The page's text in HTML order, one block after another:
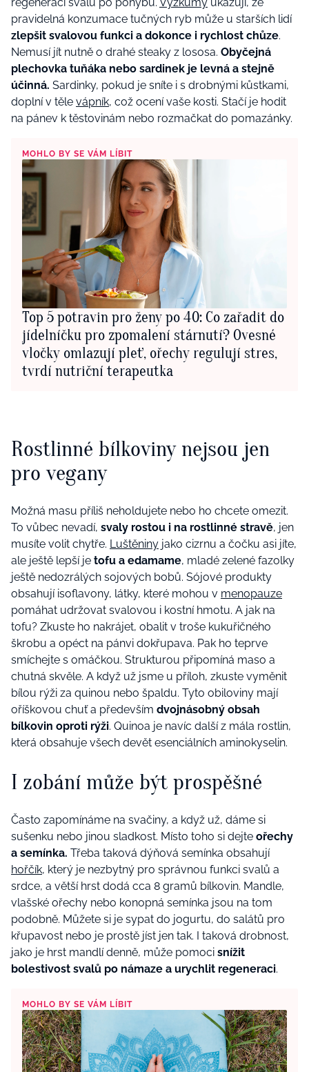
pravidelná konzumace tučných ryb může u starších lidí
zlepšit svalovou funkci a dokonce i rychlost chůze.
Nemusí jít nutně o drahé steaky z lososa. Obyčejná
plechovka tuňáka nebo sardinek je levná a stejně
účinná. Sardinky, pokud je sníte i s drobnými kůstkami,
doplní v těle vápník, což ocení vaše kosti. Stačí je hodit
na pánev k těstovinám nebo rozmačkat do pomazánky.
MOHLO BY SE VÁM LÍBIT
Top 5 potravin pro ženy po 40: Co zařadit do
jídelníčku pro zpomalení stárnutí? Ovesné
vločky omlazují pleť, ořechy regulují stres,
tvrdí nutriční terapeutka
Rostlinné bílkoviny nejsou jen
pro vegany
Možná masu příliš neholdujete nebo ho chcete omezit.
To vůbec nevadí, svaly rostou i na rostlinné stravě, jen
musíte volit chytře. Luštěniny jako cizrnu a čočku asi jíte,
ale ještě lepší je tofu a edamame, mladé zelené fazolky
ještě nedozrálých sojových bobů. Sójové produkty
obsahují isoflavony, látky, které mohou v menopauze
pomáhat udržovat svalovou i kostní hmotu. A jak na
tofu? Zkuste ho nakrájet, obalit v troše kukuřičného
škrobu a opéct na pánvi dokřupava. Pak ho teprve
smíchejte s omáčkou. Strukturou připomíná maso a
chutná skvěle. A když už jsme u příloh, zkuste vyměnit
bílou rýži za quinou nebo špaldu. Tyto obiloviny mají
oříškovou chuť a především dvojnásobný obsah
bílkovin oproti rýži. Quinoa je navíc další z mála rostlin,
která obsahuje všech devět esenciálních aminokyselin.
I zobání může být prospěšné
Často zapomínáme na svačiny, a když už, dáme si
sušenku nebo jinou sladkost. Místo toho si dejte ořechy
a semínka. Třeba taková dýňová semínka obsahují
hořčík, který je nezbytný pro správnou funkci svalů a
srdce, a větší hrst dodá cca 8 gramů bílkovin. Mandle,
vlašské ořechy nebo konopná semínka jsou na tom
podobně. Můžete si je sypat do jogurtu, do salátů pro
křupavost nebo je prostě jíst jen tak. I taková drobnost,
jako je hrst mandlí denně, může pomoci snížit
bolestivost svalů po námaze a urychlit regeneraci.
MOHLO BY SE VÁM LÍBIT